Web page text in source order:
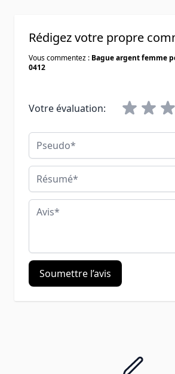
Rédigez votre propre
Vous commentez : Bague argent femme
0412
Votre évaluation:
Pseudo
Résumé
Avis
Soumettre l’avis